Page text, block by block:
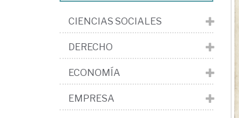
CIENCIAS SOCIALES
DERECHO
ECONOMÍA
EMPRESA